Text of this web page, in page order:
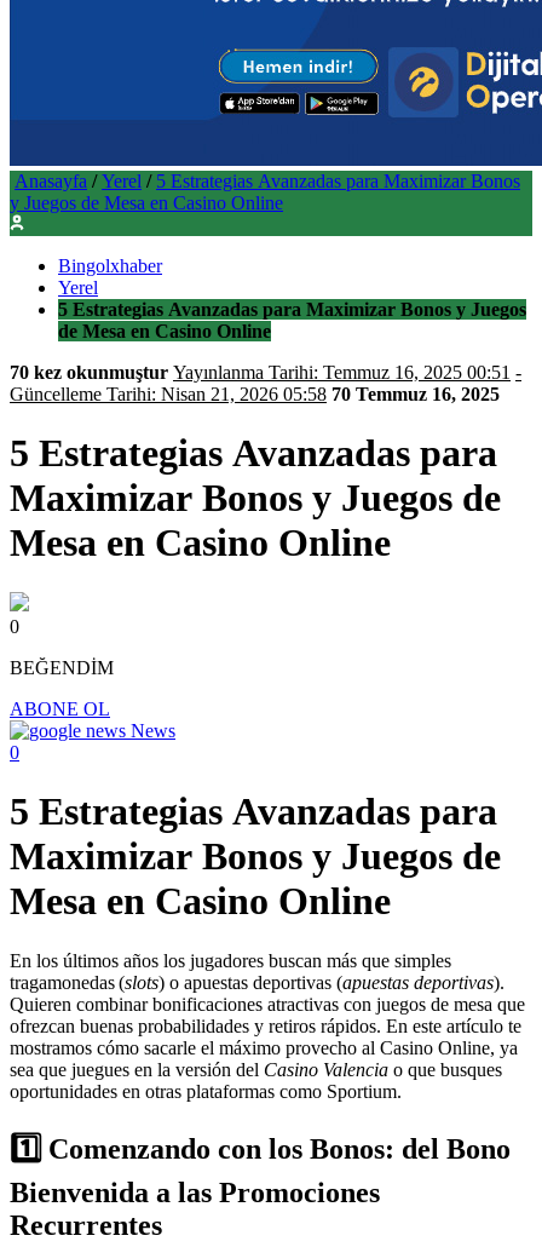
Anasayfa / Yerel / 5 Estrategias Avanzadas para Maximizar Bonos
y Juegos de Mesa en Casino Online
Bingolxhaber
Yerel
5 Estrategias Avanzadas para Maximizar Bonos y Juegos
de Mesa en Casino Online
70 kez okunmuştur
Yayınlanma Tarihi: Temmuz 16, 2025 00:51 -
Güncelleme Tarihi: Nisan 21, 2026 05:58 70 Temmuz 16, 2025
5 Estrategias Avanzadas para
Maximizar Bonos y Juegos de
Mesa en Casino Online
0
BEĞENDİM
ABONE OL
News
0
5 Estrategias Avanzadas para
Maximizar Bonos y Juegos de
Mesa en Casino Online
En los últimos años los jugadores buscan más que simples
tragamonedas (slots) o apuestas deportivas (apuestas deportivas).
Quieren combinar bonificaciones atractivas con juegos de mesa que
ofrezcan buenas probabilidades y retiros rápidos. En este artículo te
mostramos cómo sacarle el máximo provecho al Casino Online, ya
sea que juegues en la versión del Casino Valencia o que busques
oportunidades en otras plataformas como Sportium.
1️⃣ Comenzando con los Bonos: del Bono
Bienvenida a las Promociones
Recurrentes